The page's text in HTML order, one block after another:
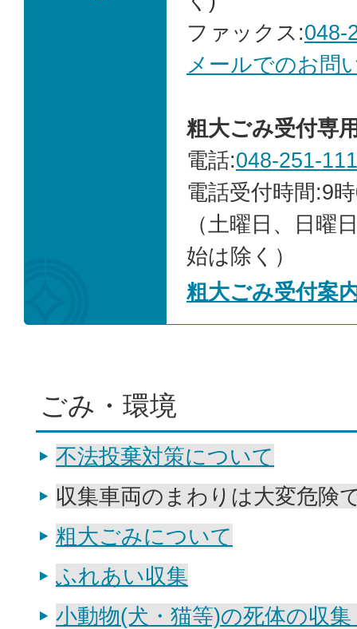
ファックス:048-
メールでのお問
粗大ごみ受付専
電話:048-251-
電話受付時間:9
（土曜日、日曜
始は除く）
粗大ごみ受付案
ごみ・環境
不法投棄対策について
収集車両のまわりは大変危険
粗大ごみについて
ふれあい収集
小動物(犬・猫等)の死体の収